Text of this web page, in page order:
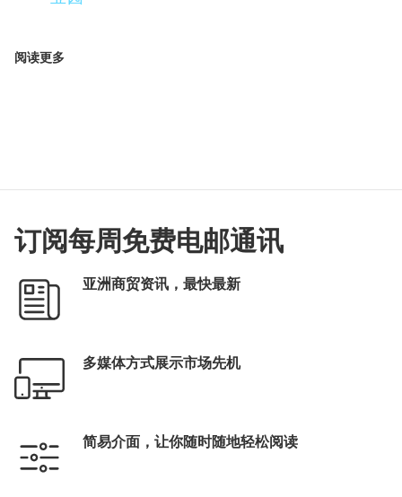
阅读更多
订阅每周免费电邮通讯
亚洲商贸资讯，最快最新
多媒体方式展示市场先机
简易介面，让你随时随地轻松阅读